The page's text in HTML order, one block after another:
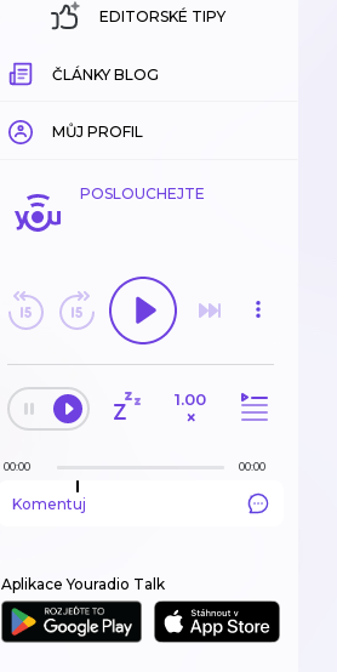
EDITORSKÉ TIPY
ČLÁNKY BLOG
MŮJ PROFIL
POSLOUCHEJTE
1.00
×
00:00 00:00
Komentuj
Aplikace Youradio Talk